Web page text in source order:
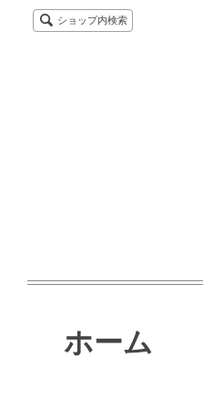
ショップ内検索
ホーム